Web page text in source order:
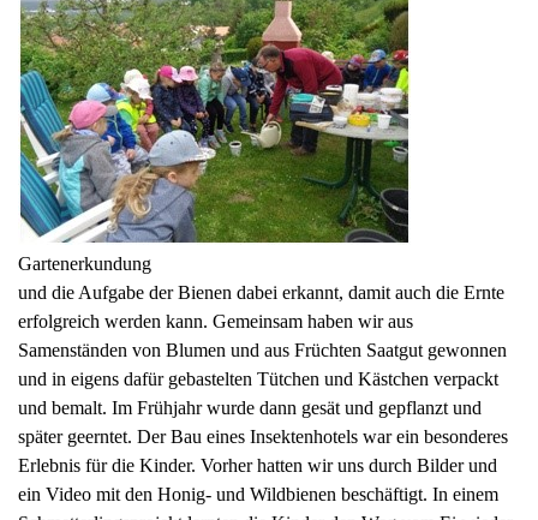
Gartenerkundung
und die Aufgabe der Bienen dabei erkannt, damit auch die Ernte
erfolgreich werden kann. Gemeinsam haben wir aus
Samenständen von Blumen und aus Früchten Saatgut gewonnen
und in eigens dafür gebastelten Tütchen und Kästchen verpackt
und bemalt. Im Frühjahr wurde dann gesät und gepflanzt und
später geerntet. Der Bau eines Insektenhotels war ein besonderes
Erlebnis für die Kinder. Vorher hatten wir uns durch Bilder und
ein Video mit den Honig- und Wildbienen beschäftigt. In einem